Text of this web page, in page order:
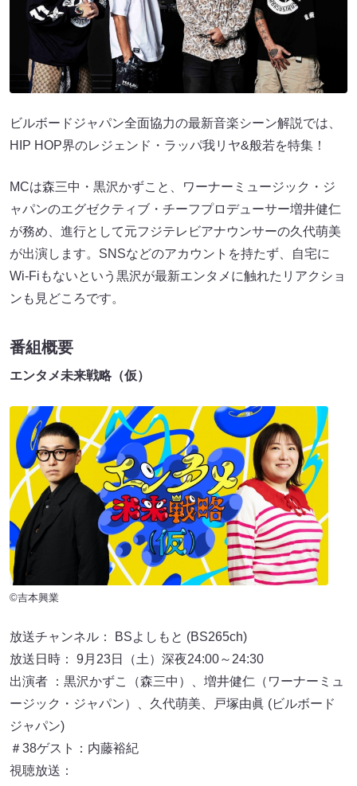
ビルボードジャパン全面協力の最新音楽シーン解説では、
HIP HOP界のレジェンド・ラッパ我リヤ&般若を特集！
MCは森三中・黒沢かずこと、ワーナーミュージック・ジ
ャパンのエグゼクティブ・チーフプロデューサー増井健仁
が務め、進行として元フジテレビアナウンサーの久代萌美
が出演します。SNSなどのアカウントを持たず、自宅に
Wi-Fiもないという黒沢が最新エンタメに触れたリアクショ
ンも見どころです。
番組概要
エンタメ未来戦略（仮）
©吉本興業
放送チャンネル： BSよしもと (BS265ch)
放送日時： 9月23日（土）深夜24:00～24:30
出演者 ：黒沢かずこ（森三中）、増井健仁（ワーナーミュ
ージック・ジャパン）、久代萌美、戸塚由眞 (ビルボード
ジャパン)
＃38ゲスト：内藤裕紀
視聴放送：